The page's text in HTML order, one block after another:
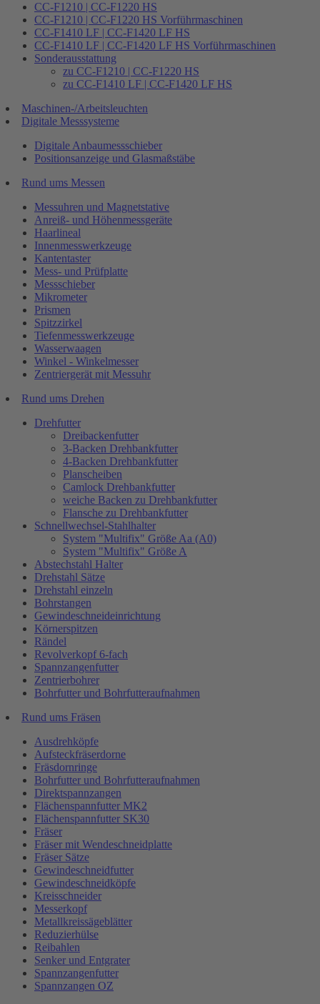
CC-F1210 | CC-F1220 HS
CC-F1210 | CC-F1220 HS Vorführmaschinen
CC-F1410 LF | CC-F1420 LF HS
CC-F1410 LF | CC-F1420 LF HS Vorführmaschinen
Sonderausstattung
zu CC-F1210 | CC-F1220 HS
zu CC-F1410 LF | CC-F1420 LF HS
Maschinen-/Arbeitsleuchten
Digitale Messsysteme
Digitale Anbaumessschieber
Positionsanzeige und Glasmaßstäbe
Rund ums Messen
Messuhren und Magnetstative
Anreiß- und Höhenmessgeräte
Haarlineal
Innenmesswerkzeuge
Kantentaster
Mess- und Prüfplatte
Messschieber
Mikrometer
Prismen
Spitzzirkel
Tiefenmesswerkzeuge
Wasserwaagen
Winkel - Winkelmesser
Zentriergerät mit Messuhr
Rund ums Drehen
Drehfutter
Dreibackenfutter
3-Backen Drehbankfutter
4-Backen Drehbankfutter
Planscheiben
Camlock Drehbankfutter
weiche Backen zu Drehbankfutter
Flansche zu Drehbankfutter
Schnellwechsel-Stahlhalter
System "Multifix" Größe Aa (A0)
System "Multifix" Größe A
Abstechstahl Halter
Drehstahl Sätze
Drehstahl einzeln
Bohrstangen
Gewindeschneideinrichtung
Körnerspitzen
Rändel
Revolverkopf 6-fach
Spannzangenfutter
Zentrierbohrer
Bohrfutter und Bohrfutteraufnahmen
Rund ums Fräsen
Ausdrehköpfe
Aufsteckfräserdorne
Fräsdornringe
Bohrfutter und Bohrfutteraufnahmen
Direktspannzangen
Flächenspannfutter MK2
Flächenspannfutter SK30
Fräser
Fräser mit Wendeschneidplatte
Fräser Sätze
Gewindeschneidfutter
Gewindeschneidköpfe
Kreisschneider
Messerkopf
Metallkreissägeblätter
Reduzierhülse
Reibahlen
Senker und Entgrater
Spannzangenfutter
Spannzangen OZ